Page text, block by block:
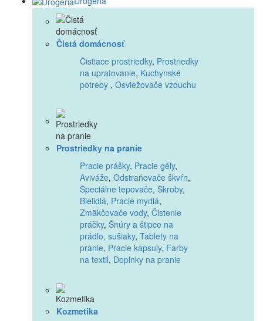
Čistá domácnosť
Čistiace prostriedky, Prostriedky
na upratovanie, Kuchynské
potreby , Osviežovače vzduchu
Prostriedky na pranie
Pracie prášky, Pracie gély,
Aviváže, Odstraňovače škvŕn,
Špeciálne tepovače, Škroby,
Bielidlá, Pracie mydlá,
Zmäkčovače vody, Čistenie
práčky, Šnúry a štipce na
prádlo, sušiaky, Tablety na
pranie, Pracie kapsuly, Farby
na textil, Doplnky na pranie
Kozmetika